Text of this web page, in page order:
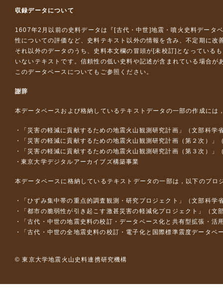
収録データについて
1607年2月以前の史料データは『 [古代・中世]地震・噴火史料データ
性についての評価など、史料テキスト以外の情報を含み、不定期に改
それ以外のデータのうち、史料本文欄の冒頭が[未校訂]となっている
いないテキストです。信頼性の低い史料や記述が含まれている場合が
このデータベースについて もご参照ください。
謝辞
本データベースおよび格納しているテキストデータの一部の作成には
「災害の軽減に貢献するための地震火山観測研究計画」（文部科学
「災害の軽減に貢献するための地震火山観測研究計画（第２次）」
「災害の軽減に貢献するための地震火山観測研究計画（第３次）」
東京大学デジタルアーカイブズ構築事業
本データベースに格納しているテキストデータの一部は，以下のプロ
「ひずみ集中帯の重点的調査観測・研究プロジェクト」（文部科
「都市の脆弱性が引き起こす激甚災害の軽減化プロジェクト」（
「古代・中世の地震史料の校訂・データベース化と共有型拡張・
「古代・中世の全地震史料の校訂・電子化と国際標準震度データ
© 東京大学地震火山史料連携研究機構